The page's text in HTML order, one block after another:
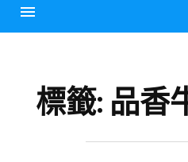
標籤: 品香